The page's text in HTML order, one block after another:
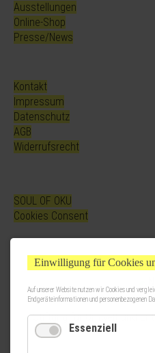
Ausstellungen
Online-Shop
Presse/News
Kontakt
Impressum
Datenschutz
AGB
Widerrufsrecht
SOUL OF OKU
Cookies Consent
Einwilligung für Cookies
Auf unserer Website nutzen wir Cookies und
Endgeräteinformationen und personenbezogenen
Essenziell